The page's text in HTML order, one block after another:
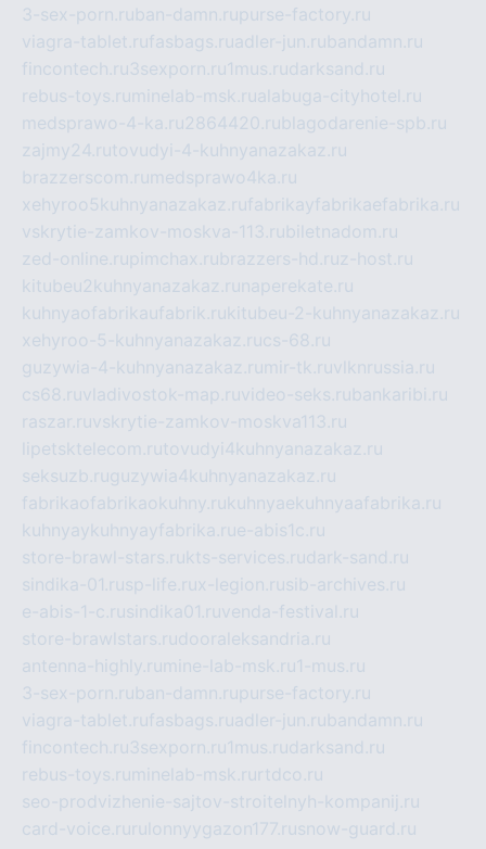
3-sex-porn.ruban-damn.rupurse-factory.ru
viagra-tablet.rufasbags.ruadler-jun.rubandamn.ru
fincontech.ru3sexporn.ru1mus.rudarksand.ru
rebus-toys.ru minelab-msk.rualabuga-cityhotel.ru
medsprawo-4-ka.ru2864420.rublagodarenie-spb.ru
zajmy24.rutovudyi-4-kuhnyanazakaz.ru
brazzerscom.ru medsprawo4ka.ru
xehyroo5kuhnyanazakaz.rufabrikayfabrikaefabrika.ru
vskrytie-zamkov-moskva-113.rubiletnadom.ru
zed-online.rupimchax.rubrazzers-hd.ruz-host.ru
kitubeu2kuhnyanazakaz.ru naperekate.ru
kuhnyaofabrikaufabrik.rukitubeu-2-kuhnyanazakaz.ru
xehyroo-5-kuhnyanazakaz.rucs-68.ru
guzywia-4-kuhnyanazakaz.ru mir-tk.ruvlknrussia.ru
cs68.ruvladivostok-map.ruvideo-seks.rubankaribi.ru
raszar.ruvskrytie-zamkov-moskva113.ru
lipetsktelecom.rutovudyi4kuhnyanazakaz.ru
seksuzb.ruguzywia4kuhnyanazakaz.ru
fabrikaofabrikaokuhny.rukuhnyaekuhnyaafabrika.ru
kuhnyaykuhnyayfabrika.rue-abis1c.ru
store-brawl-stars.rukts-services.rudark-sand.ru
sindika-01.rusp-life.rux-legion.rusib-archives.ru
e-abis-1-c.rusindika01.ruvenda-festival.ru
store-brawlstars.rudooraleksandria.ru
antenna-highly.ru mine-lab-msk.ru1-mus.ru
3-sex-porn.ruban-damn.rupurse-factory.ru
viagra-tablet.rufasbags.ruadler-jun.rubandamn.ru
fincontech.ru3sexporn.ru1mus.rudarksand.ru
rebus-toys.ru minelab-msk.ru rtdco.ru
seo-prodvizhenie-sajtov-stroitelnyh-kompanij.ru
card-voice.ru rulonnyygazon177.rusnow-guard.ru